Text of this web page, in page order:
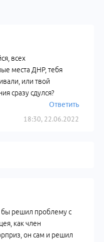
18:30, 22.06.2022
всех
места ДНР, тебя
или твой
сразу сдулся?
Ответить
решил проблему с
как член
он сам и решил